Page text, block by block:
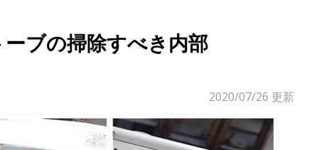
ブの掃除すべき内部
2020/07/26 更新